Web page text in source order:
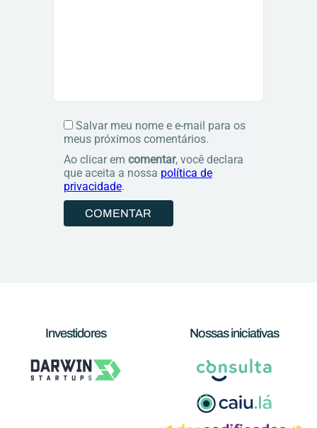
Salvar meu nome e e-mail para os
meus próximos comentários.
Ao clicar em comentar, você declara
que aceita a nossa política de
privacidade.
Investidores Nossas iniciativas